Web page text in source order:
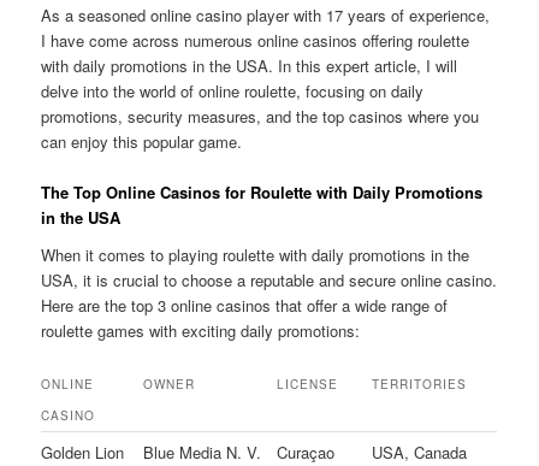
As a seasoned online casino player with 17 years of experience,
I have come across numerous online casinos offering roulette
with daily promotions in the USA. In this expert article, I will
delve into the world of online roulette, focusing on daily
promotions, security measures, and the top casinos where you
can enjoy this popular game.
The Top Online Casinos for Roulette with Daily Promotions
in the USA
When it comes to playing roulette with daily promotions in the
USA, it is crucial to choose a reputable and secure online casino.
Here are the top 3 online casinos that offer a wide range of
roulette games with exciting daily promotions:
ONLINE
CASINO
OWNER LICENSE TERRITORIES
Golden Lion
Blue Media N. V.
Curaçao
USA, Canada